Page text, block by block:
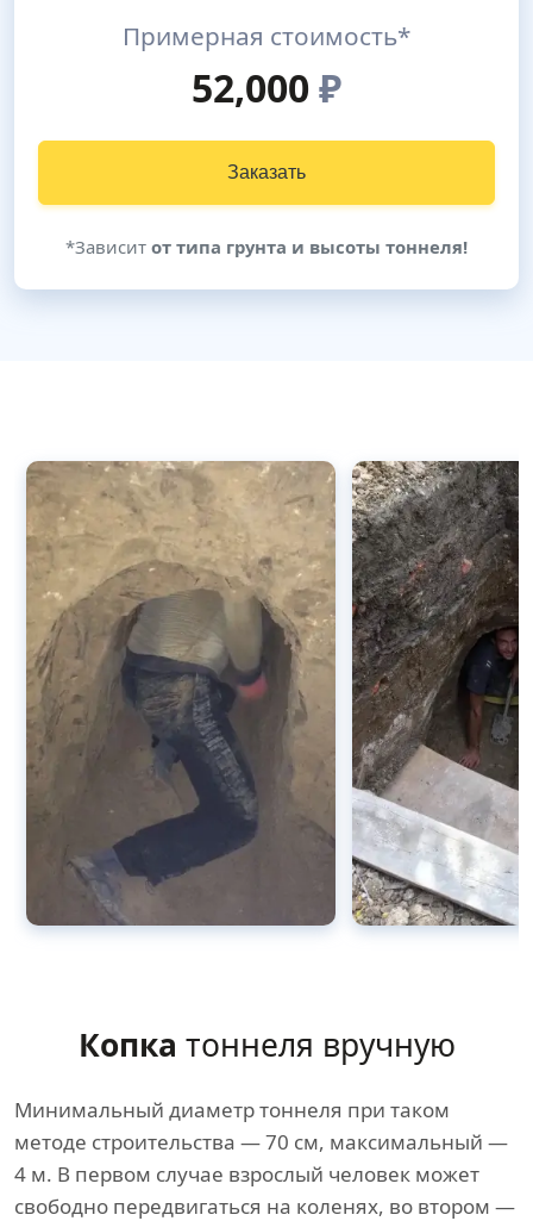
Примерная стоимость*
52,000₽
Заказать
*Зависит от типа грунта и высоты тоннеля!
Копка тоннеля вручную
Минимальный диаметр тоннеля при таком
методе строительства — 70 см, максимальный —
4 м. В первом случае взрослый человек может
свободно передвигаться на коленях, во втором —